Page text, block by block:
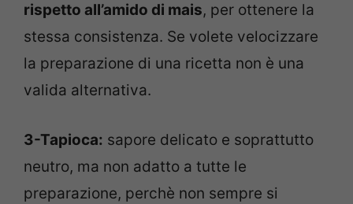
rispetto all’amido di mais, per ottenere la
stessa consistenza. Se volete velocizzare
la preparazione di una ricetta non è una
valida alternativa.
3-Tapioca: sapore delicato e soprattutto
neutro, ma non adatto a tutte le
preparazione, perchè non sempre si